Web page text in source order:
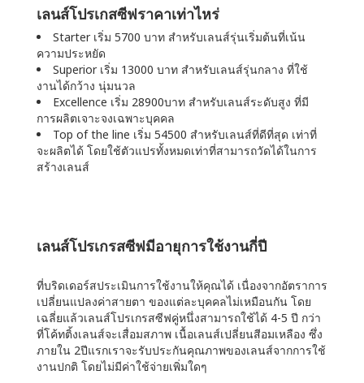
เลนส์โปรเกสซีฟราคาเท่าไหร่
Starter เริ่ม 5700 บาท สำหรับเลนส์รุ่นเริ่มต้นที่เน้น
ความประหยัด
Superior เริ่ม 13000 บาท สำหรับเลนส์รุ่นกลาง ที่ใช้
งานได้กว้าง นุ่มนวล
Excellence เริ่ม 28900บาท สำหรับเลนส์ระดับสูง ที่มี
การผลิตเจาะจงเฉพาะบุคคล
Top of the line เริ่ม 54500 สำหรับเลนส์ที่ดีที่สุด เท่าที่
จะผลิตได้ โดยใช้ตัวแปรทั้งหมดเท่าที่สามารถวัดได้ในการ
สร้างเลนส์
เลนส์โปรเกรสซีฟมีอายุการใช้งานกี่ปี
ที่บริดเดอร์สประเมินการใช้งานให้คุณได้ เนื่องจากอัตราการ
เปลี่ยนแปลงค่าสายตา ของแต่ละบุคคลไม่เหมือนกัน โดย
เฉลี่ยแล้วเลนส์โปรเกรสซีฟคู่หนึ่งสามารถใช้ได้ 4-5 ปี กว่า
ที่โค้ทติ้งเลนส์จะเสื่อมสภาพ เนื้อเลนส์เปลี่ยนสีอมเหลือง ซึ่ง
ภายใน 2ปีแรกเราจะรับประกันคุณภาพของเลนส์จากการใช้
งานปกติ โดยไม่มีค่าใช้จ่ายเพิ่มใดๆ